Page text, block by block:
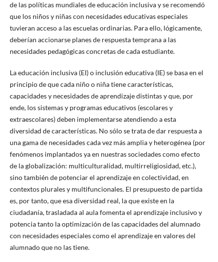
de las políticas mundiales de educación inclusiva y se recomendó
que los niños y niñas con necesidades educativas especiales
tuvieran acceso a las escuelas ordinarias. Para ello, lógicamente,
deberían accionarse planes de respuesta temprana a las
necesidades pedagógicas concretas de cada estudiante.
La educación inclusiva (EI) o inclusión educativa (IE) se basa en el
principio de que cada niño o niña tiene características,
capacidades y necesidades de aprendizaje distintas y que, por
ende, los sistemas y programas educativos (escolares y
extraescolares) deben implementarse atendiendo a esta
diversidad de características. No sólo se trata de dar respuesta a
una gama de necesidades cada vez más amplia y heterogénea (por
fenómenos implantados ya en nuestras sociedades como efecto
de la globalización: multiculturalidad, multirreligiosidad, etc.),
sino también de potenciar el aprendizaje en colectividad, en
contextos plurales y multifuncionales. El presupuesto de partida
es, por tanto, que esa diversidad real, la que existe en la
ciudadanía, trasladada al aula fomenta el aprendizaje inclusivo y
potencia tanto la optimización de las capacidades del alumnado
con necesidades especiales como el aprendizaje en valores del
alumnado que no las tiene.